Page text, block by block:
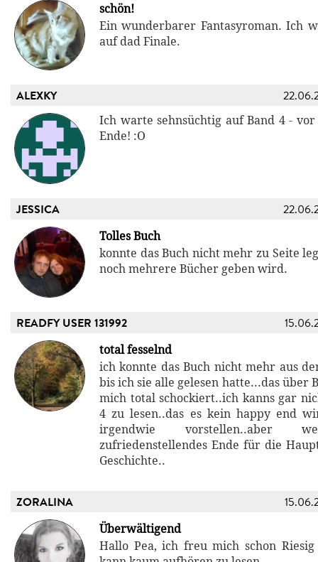
schön!
Ein wunderbarer Fantasyroman. Ich
auf dad Finale.
ALEXKY
Ich warte sehnsüchtig auf Band 4 -
Ende! :O
JESSICA
Tolles Buch
konnte das Buch nicht mehr zu Seite
noch mehrere Bücher geben wird.
READFY USER 131992
total fesselnd
ich konnte das Buch nicht mehr aus
bis ich sie alle gelesen hatte...das über
mich total schockiert..ich kanns gar
4 zu lesen..das es kein happy end
irgendwie vorstellen..aber
zufriedenstellendes Ende für die
Geschichte..
ZORALINA
Überwältigend
Hallo Pea, ich freu mich schon